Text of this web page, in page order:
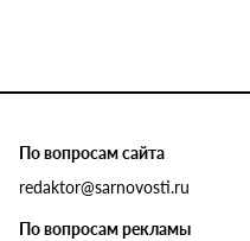
По вопросам сайта
redaktor@sarnovosti.ru
По вопросам рекламы